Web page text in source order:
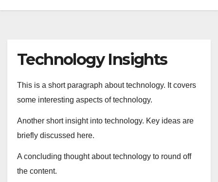
Technology Insights
This is a short paragraph about technology. It covers
some interesting aspects of technology.
Another short insight into technology. Key ideas are
briefly discussed here.
A concluding thought about technology to round off
the content.